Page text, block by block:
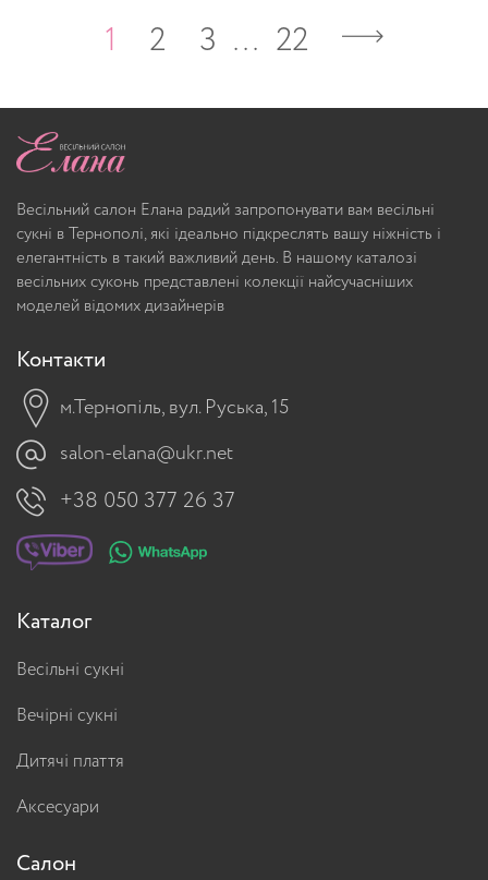
1 2 3 … 22
Весільний салон Елана радий запропонувати вам весільні
сукні в Тернополі, які ідеально підкреслять вашу ніжність і
елегантність в такий важливий день. В нашому каталозі
весільних суконь представлені колекції найсучасніших
моделей відомих дизайнерів
Контакти
м.Тернопіль, вул. Руська, 15
salon-elana@ukr.net
+38 050 377 26 37
Каталог
Весільні сукні
Вечірні сукні
Дитячі плаття
Аксесуари
Салон